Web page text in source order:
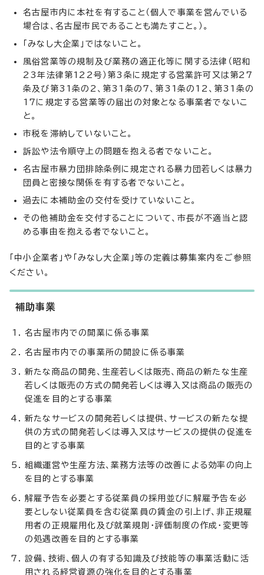
名古屋市内に本社を有すること（個人で事業を営んでいる
場合は、名古屋市民であることも満たすこと。）。
「みなし大企業」ではないこと。
風俗営業等の規制及び業務の適正化等に関する法律（昭和
23年法律第122号）第3条に規定する営業許可又は第27
条及び第31条の2、第31条の7、第31条の12、第31条の
17に規定する営業等の届出の対象となる事業者でないこ
と。
市税を滞納していないこと。
訴訟や法令順守上の問題を抱える者でないこと。
名古屋市暴力団排除条例に規定される暴力団若しくは暴力
団員と密接な関係を有する者でないこと。
過去に本補助金の交付を受けていないこと。
その他補助金を交付することについて、市長が不適当と認
める事由を抱える者でないこと。
「中小企業者」や「みなし大企業」等の定義は募集案内をご参照
ください。
補助事業
名古屋市内での開業に係る事業
名古屋市内での事業所の開設に係る事業
新たな商品の開発、生産若しくは販売、商品の新たな生産
若しくは販売の方式の開発若しくは導入又は商品の販売の
促進を目的とする事業
新たなサービスの開発若しくは提供、サービスの新たな提
供の方式の開発若しくは導入又はサービスの提供の促進を
目的とする事業
組織運営や生産方法、業務方法等の改善による効率の向上
を目的とする事業
解雇予告を必要とする従業員の採用並びに解雇予告を必
要としない従業員を含む従業員の賃金の引上げ、非正規雇
用者の正規雇用化及び就業規則・評価制度の作成・変更等
の処遇改善を目的とする事業
設備、技術、個人の有する知識及び技能等の事業活動に活
用される経営資源の強化を目的とする事業